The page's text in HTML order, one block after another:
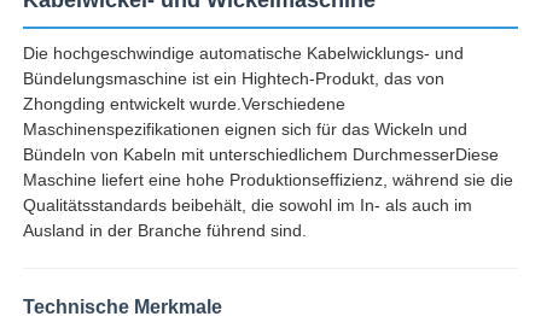
Startseite
Produkte
Die hochgeschwindige automatische Kabelwicklungs- und
Bündelungsmaschine ist ein Hightech-Produkt, das von
Zhongding entwickelt wurde.Verschiedene
Maschinenspezifikationen eignen sich für das Wickeln und
Bündeln von Kabeln mit unterschiedlichem DurchmesserDiese
Maschine liefert eine hohe Produktionseffizienz, während sie die
Qualitätsstandards beibehält, die sowohl im In- als auch im
Ausland in der Branche führend sind.
Technische Merkmale